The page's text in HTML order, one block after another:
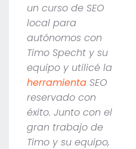
un curso de SEO
local para
autónomos con
Timo Specht y su
equipo y utilicé la
herramienta SEO
reservado con
éxito. Junto con el
gran trabajo de
Timo y su equipo,